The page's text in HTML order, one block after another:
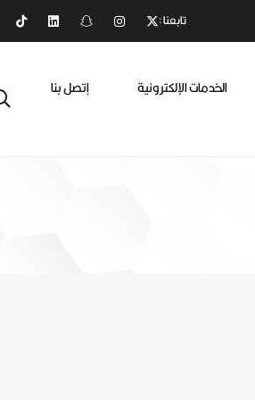
تابعنا :
الخدمات الإلكترونية
إتصل بنا